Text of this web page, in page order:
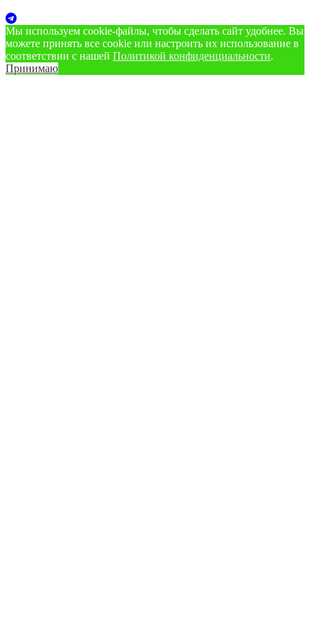
Мы используем cookie‑файлы, чтобы сделать сайт удобнее. Вы
можете принять все cookie или настроить их использование в
соответствии с нашей Политикой конфиденциальности.
Принимаю